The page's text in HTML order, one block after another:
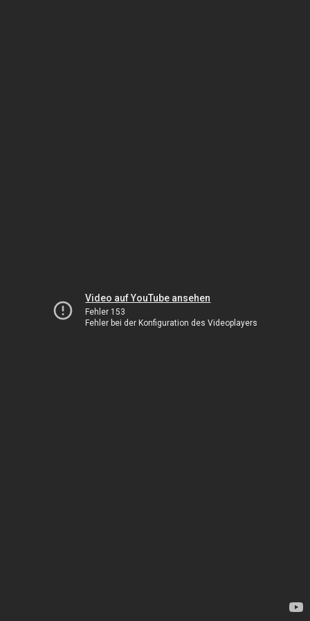
Video auf YouTube ansehen
Fehler 153
Fehler bei der Konfiguration des Videoplayers